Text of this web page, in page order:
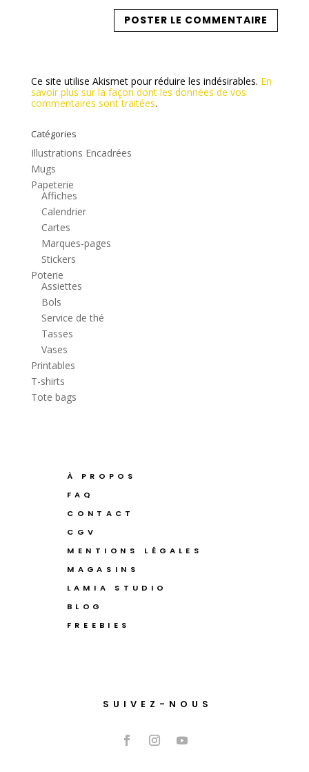
Ce site utilise Akismet pour réduire les indésirables. En
savoir plus sur la façon dont les données de vos
commentaires sont traitées.
Catégories
Illustrations Encadrées
Mugs
Papeterie
Affiches
Calendrier
Cartes
Marques-pages
Stickers
Poterie
Assiettes
Bols
Service de thé
Tasses
Vases
Printables
T-shirts
Tote bags
À PROPOS
FAQ
CONTACT
CGV
MENTIONS LÉGALES
MAGASINS
LAMIA STUDIO
BLOG
FREEBIES
SUIVEZ-NOUS